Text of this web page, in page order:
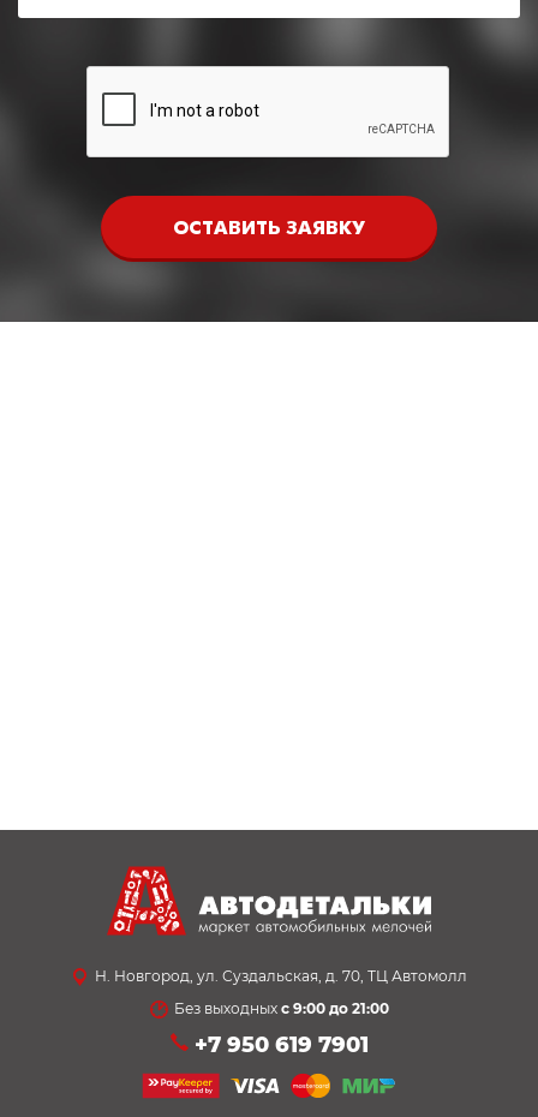
ОСТАВИТЬ ЗАЯВКУ
Н. Новгород, ул. Суздальская, д. 70, ТЦ Автомолл
Без выходных с 9:00 до 21:00
+7 950 619 7901